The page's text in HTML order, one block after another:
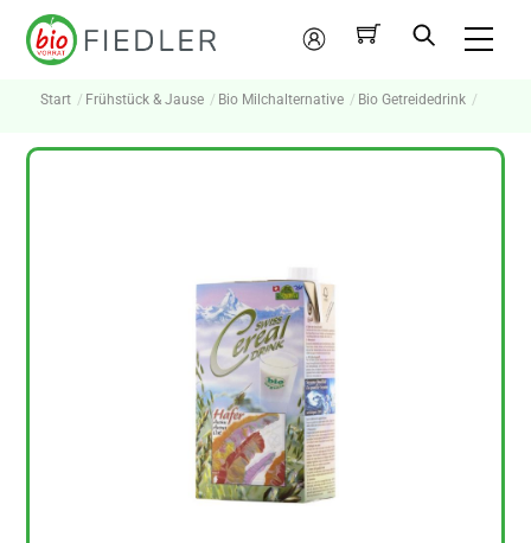
Skip
Mein
Konto
Start Frühstück & Jause Bio Milchalternative Bio Getreidedrink